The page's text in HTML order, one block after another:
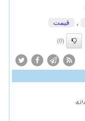
قیمت
(0)